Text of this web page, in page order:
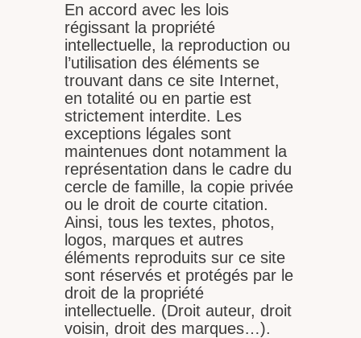
En accord avec les lois
régissant la propriété
intellectuelle, la reproduction ou
l’utilisation des éléments se
trouvant dans ce site Internet,
en totalité ou en partie est
strictement interdite. Les
exceptions légales sont
maintenues dont notamment la
représentation dans le cadre du
cercle de famille, la copie privée
ou le droit de courte citation.
Ainsi, tous les textes, photos,
logos, marques et autres
éléments reproduits sur ce site
sont réservés et protégés par le
droit de la propriété
intellectuelle. (Droit auteur, droit
voisin, droit des marques…).